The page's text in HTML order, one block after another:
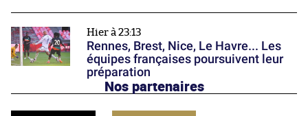
Hier à 23:13
Rennes, Brest, Nice, Le Havre... Les
équipes françaises poursuivent leur
préparation
Nos partenaires